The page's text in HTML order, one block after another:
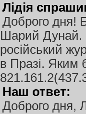
Лідія
Доброго дня!
Шарий Дунай.
російський
в Празі. Яким
Наш ответ:
Доброго дня,